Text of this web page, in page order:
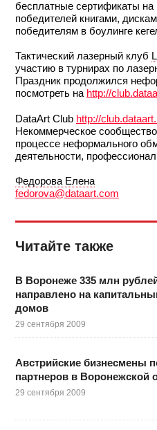
бесплатные сертификаты на
победителей книгами,
победителям в боулинге
Тактический лазерный клуб
участию в турнирах по
Праздник продолжился
посмотреть на http://
DataArt Club http://
Некоммерческое
процессе неформального
деятельности,
Федорова Елена
fedorova@dataart.com
Читайте также
В Воронеже 335 млн
направлено на
домов
29 сентября 2009
Австрийские бизнесмены
партнеров в Воронежской
29 сентября 2009